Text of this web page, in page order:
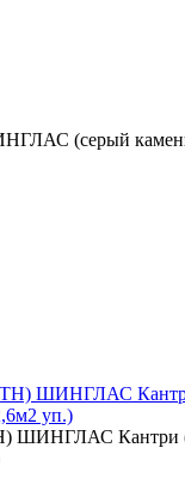
(серый
ШИНГЛАС Кантри